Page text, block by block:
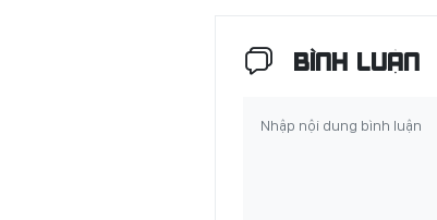
BÌNH LUẬN